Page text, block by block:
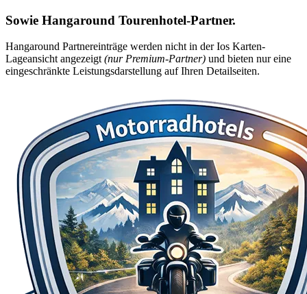
Sowie Hangaround Tourenhotel-Partner.
Hangaround Partnereinträge werden nicht in der Ios Karten-
Lageansicht angezeigt (nur Premium-Partner) und bieten nur eine
eingeschränkte Leistungsdarstellung auf Ihren Detailseiten.